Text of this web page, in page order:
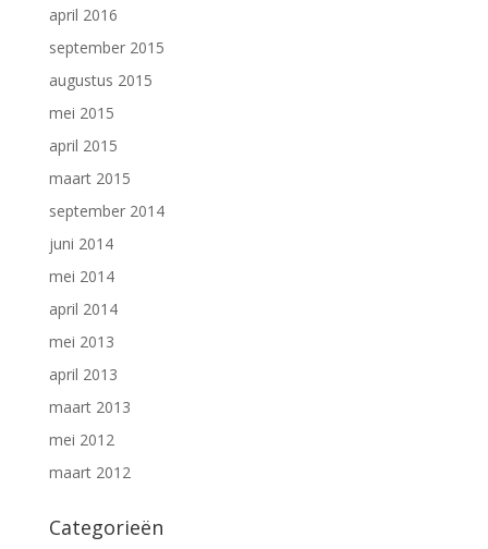
april 2016
september 2015
augustus 2015
mei 2015
april 2015
maart 2015
september 2014
juni 2014
mei 2014
april 2014
mei 2013
april 2013
maart 2013
mei 2012
maart 2012
Categorieën